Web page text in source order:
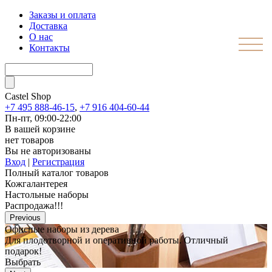
Заказы и оплата
Доставка
О нас
Контакты
Castel Shop
+7 495 888-46-15, +7 916 404-60-44
Пн-пт, 09:00-22:00
В вашей корзине
нет товаров
Вы не авторизованы
Вход | Регистрация
Полный каталог товаров
Кожгалантерея
Настольные наборы
Распродажа!!!
Previous
Офисные наборы из дерева
Для плодотворной и оперативной работы. Отличный
подарок!
Выбрать